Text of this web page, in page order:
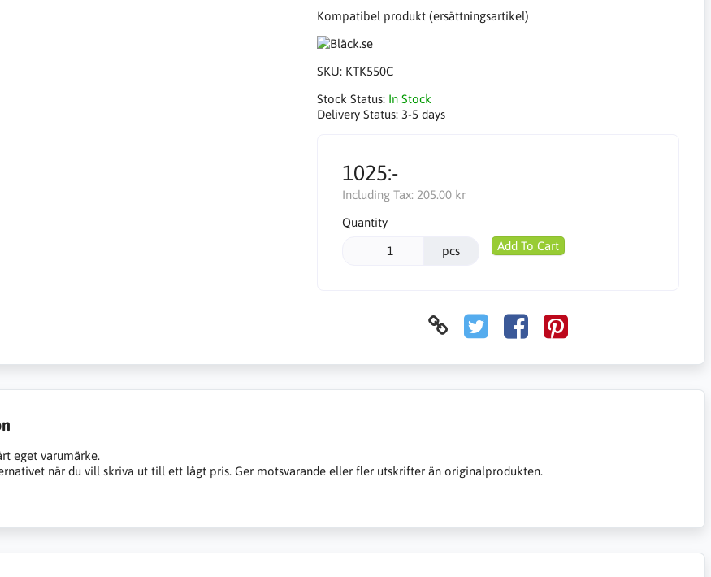
Kompatibel produkt (ersättningsartikel)
SKU: KTK550C
Stock Status: In Stock
Delivery Status: 3-5 days
1025:-
Including Tax: 205.00 kr
Quantity
pcs Add To Cart
eget varumärke.
när du vill skriva ut till ett lågt pris. Ger motsvarande eller fler utskrifter än originalprodukten.